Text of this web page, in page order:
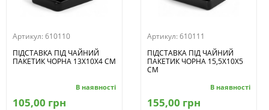
Артикул: 610110
ПІДСТАВКА ПІД ЧАЙНИЙ
ПАКЕТИК ЧОРНА 13Х10Х4 СМ
В наявності
105,00 грн
Артикул: 610111
ПІДСТАВКА ПІД ЧАЙНИЙ
ПАКЕТИК ЧОРНА 15,5Х10Х5
СМ
В наявності
155,00 грн